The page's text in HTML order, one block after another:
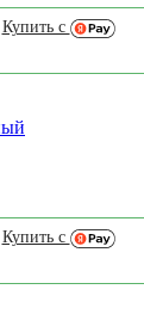
Купить с
Купить с